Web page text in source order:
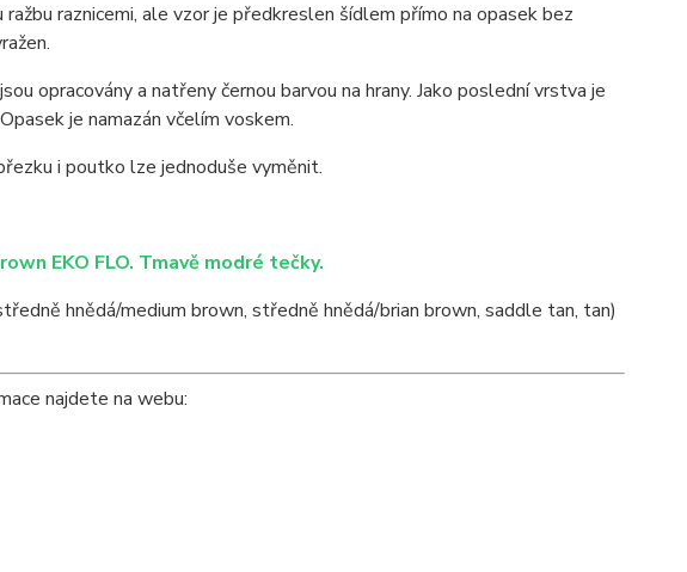
raznicemi, ale vzor je předkreslen šídlem přímo na opasek bez
opracovány a natřeny černou barvou na hrany. Jako poslední vrstva je
je namazán včelím voskem.
i poutko lze jednoduše vyměnit.
EKO FLO. Tmavě modré tečky.
hnědá/medium brown, středně hnědá/brian brown, saddle tan, tan)
najdete na webu: